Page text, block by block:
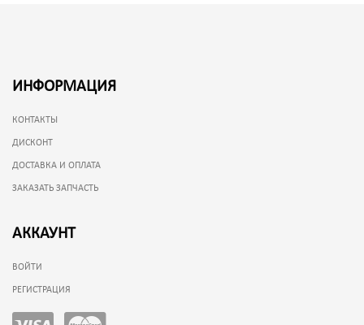
ИНФОРМАЦИЯ
КОНТАКТЫ
ДИСКОНТ
ДОСТАВКА И ОПЛАТА
ЗАКАЗАТЬ ЗАПЧАСТЬ
АККАУНТ
ВОЙТИ
РЕГИСТРАЦИЯ